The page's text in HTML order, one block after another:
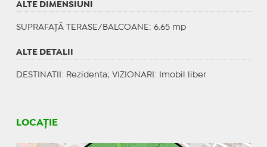
ALTE DIMENSIUNI
SUPRAFAȚĂ TERASE/BALCOANE: 6.65 mp
ALTE DETALII
DESTINATII : Rezidenta; VIZIONARI : Imobil liber
LOCAȚIE